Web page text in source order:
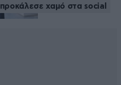
προκάλεσε χαμό στα social